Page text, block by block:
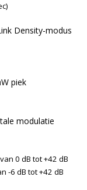
Density-modus
piek
modulatie
0 dB tot +42 dB
-6 dB tot +42 dB